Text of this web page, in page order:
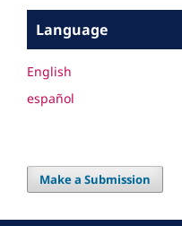
Language
English
español
Make a Submission